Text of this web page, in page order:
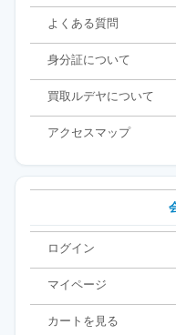
よくある質問
身分証について
買取ルデヤについて
アクセスマップ
ログイン
マイページ
カートを見る